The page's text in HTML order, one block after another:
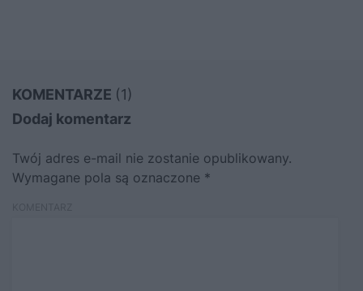
KOMENTARZE (1)
Dodaj komentarz
Twój adres e-mail nie zostanie opublikowany.
Wymagane pola są oznaczone *